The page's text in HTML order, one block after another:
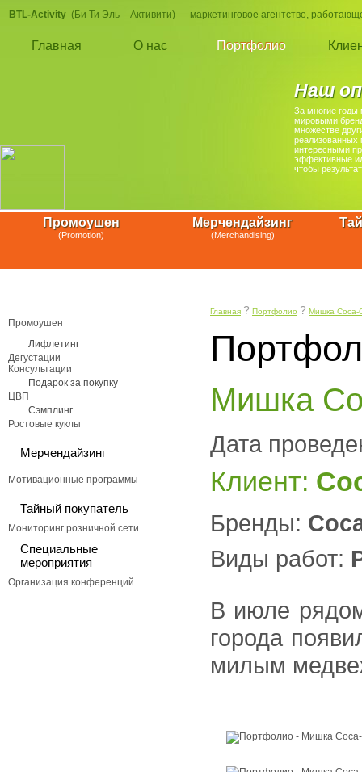
BTL-Activity (Би Ти Эль – Активити) — маркетинговое агентство,
Главная О нас Портфолио
Наш
За многие годы
мировыми
множестве
реализованных
интересными
эффективные
чтобы
Промоушен
(Promotion)
Мерчендайзинг
(Merchandising)
Промоушен
Лифлетинг
Дегустации
Консультации
Подарок за покупку
ЦВП
Сэмплинг
Ростовые куклы
Мерчендайзинг
Мотивационные программы
Тайный покупатель
Мониторинг розничной сети
Специальные
мероприятия
Организация конференций
Главная ? Портфолио ? Мишка Coca-
Мишка
Дата
Клиент:
Бренды:
Виды работ:
В июле
города
милым